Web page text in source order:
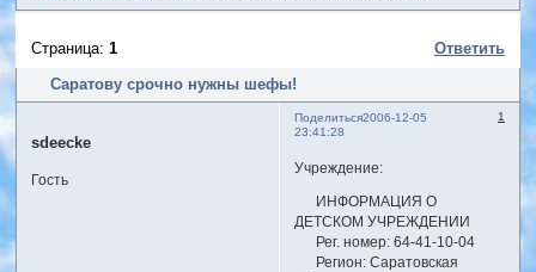
Саратову срочно нужны шефы!
Страница:1 Ответить
Поделиться 1
2006-12-05
23:41:28
sdeecke
Гость
Учреждение:
ИНФОРМАЦИЯ О
ДЕТСКОМ УЧРЕЖДЕНИИ
Рег. номер: 64-41-10-04
Регион: Саратовская